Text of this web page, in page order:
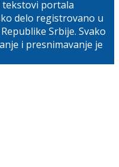
tekstovi portala
delo registrovano u
Srbije. Svako
i presnimavanje je